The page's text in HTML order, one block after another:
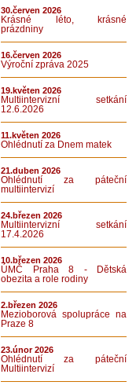
30.červen 2026
Krásné léto, krásné
prázdniny
16.červen 2026
Výroční zpráva 2025
19.květen 2026
Multiintervizní setkání
12.6.2026
11.květen 2026
Ohlédnutí za Dnem matek
21.duben 2026
Ohlédnutí za páteční
multiintervizí
24.březen 2026
Multiintervizní setkání
17.4.2026
10.březen 2026
ÚMČ Praha 8 - Dětská
obezita a role rodiny
2.březen 2026
Mezioborová spolupráce na
Praze 8
23.únor 2026
Ohlédnutí za páteční
Multiintervizí